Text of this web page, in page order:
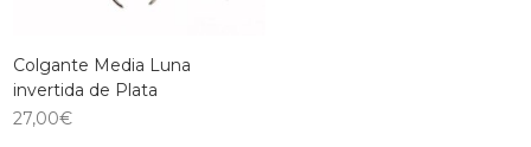
Colgante Media Luna
invertida de Plata
27,00€